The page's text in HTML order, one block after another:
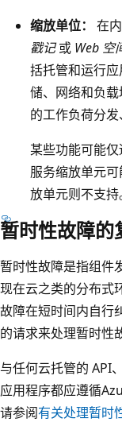
缩放单位：
在
戳记或 Web 空
括托管和运行
储、网络和负
的工作负荷分
某些功能可能
服务缩放单元
放单元则不支持
暂时性故障的
暂时性故障是指组件
现在云之类的分布式
故障在短时间内自行
的请求来处理暂时性
与任何云托管的 API
应用程序都应遵循
请参阅有关处理暂时